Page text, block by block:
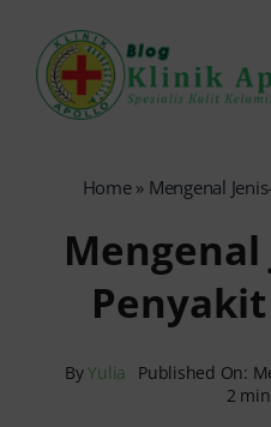
content
0821-1099-9870
Home» Mengenal
Mengenal
ByYulia Published On:
2